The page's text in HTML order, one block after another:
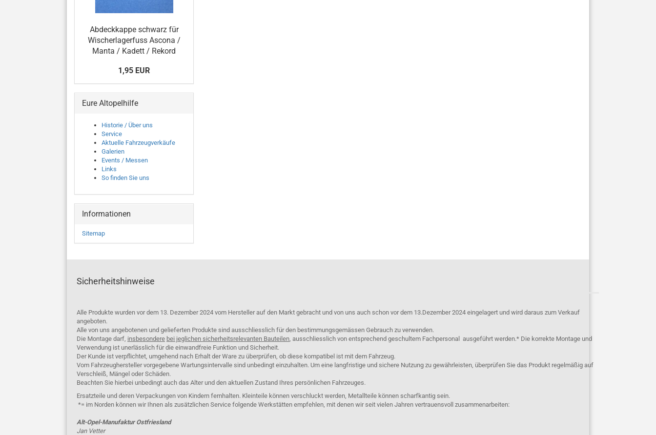
Abdeckkappe schwarz für
Wischerlagerfuss Ascona /
Manta / Kadett / Rekord
1,95 EUR
Eure Altopelhilfe
Historie / Über uns
Service
Aktuelle Fahrzeugverkäufe
Galerien
Events / Messen
Links
So finden Sie uns
Informationen
Sitemap
Sicherheitshinweise
Alle Produkte wurden vor dem 13. Dezember 2024 vom Hersteller auf den Markt gebracht und von uns auch schon vor dem 13.Dezember 2024 eingelagert und wird daraus zum Verkauf
angeboten.
Alle von uns angebotenen und gelieferten Produkte sind ausschliesslich für den bestimmungsgemässen Gebrauch zu verwenden.
Die Montage darf, insbesondere bei jeglichen sicherheitsrelevanten Bauteilen, ausschliesslich von entsprechend geschultem Fachpersonal ausgeführt werden.* Die korrekte Montage und
Verwendung ist unerlässlich für die einwandfreie Funktion und Sicherheit.
Der Kunde ist verpflichtet, umgehend nach Erhalt der Ware zu überprüfen, ob diese kompatibel ist mit dem Fahrzeug.
Vom Fahrzeughersteller vorgegebene Wartungsintervalle sind unbedingt einzuhalten. Um eine langfristige und sichere Nutzung zu gewährleisten, überprüfen Sie das Produkt regelmäßig auf
Verschleiß, Mängel oder Schäden.
Beachten Sie hierbei unbedingt auch das Alter und den aktuellen Zustand Ihres persönlichen Fahrzeuges.
Ersatzteile und deren Verpackungen von Kindern fernhalten. Kleinteile können verschluckt werden, Metallteile können scharfkantig sein.
*= im Norden können wir Ihnen als zusätzlichen Service folgende Werkstätten empfehlen, mit denen wir seit vielen Jahren vertrauensvoll zusammenarbeiten:
Alt-Opel-Manufaktur Ostfriesland
Jan Vetter